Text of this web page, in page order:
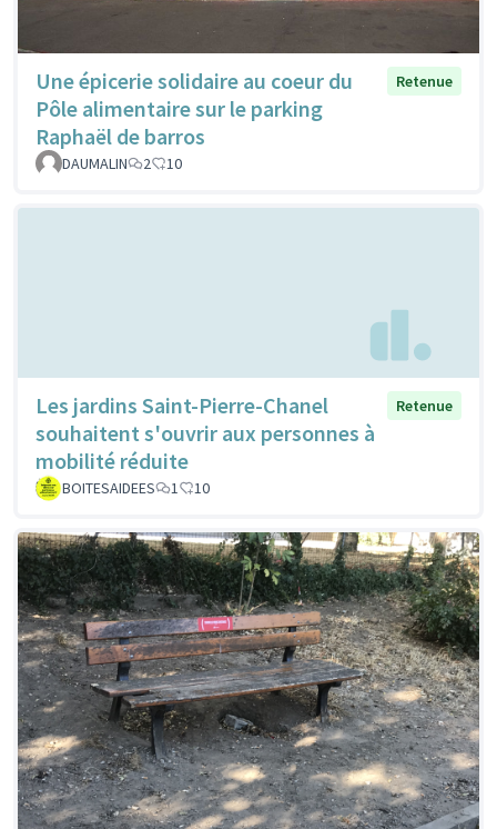
Une épicerie solidaire au coeur du
Pôle alimentaire sur le parking
Raphaël de barros
Retenue
DAUMALIN 2 10
Les jardins Saint-Pierre-Chanel
souhaitent s'ouvrir aux personnes à
mobilité réduite
Retenue
BOITESAIDEES 1 10